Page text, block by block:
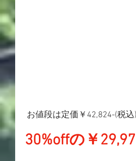
お値段は定価￥42,824-(税
30%offの￥